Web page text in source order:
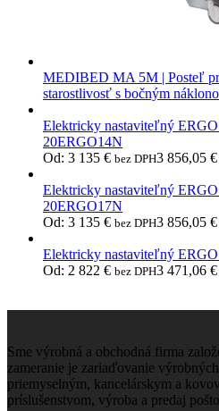
MEDIBED MA 5M | Posteľ
starostlivosť s bočným
Elektricky nastaviteľný ERGO
20ERGO14N
Od: 3 135 € bez DPH3 856,05 €
Elektricky nastaviteľný ERGO
20ERGO17N
Od: 3 135 € bez DPH3 856,05 €
Elektricky nastaviteľný
Od: 2 822 € bez DPH3 471,06 €
Sme výrobná a obchodná firma
zameranie je zariaďovanie
priemyselným, kancelárskym a
príslušenstvom, výroba a predaj